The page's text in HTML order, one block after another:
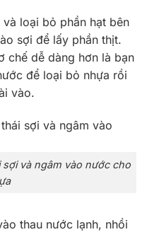
loại bỏ phần hạt bên
sợi để lấy phần thịt.
chế dễ dàng hơn là bạn
để loại bỏ nhựa rồi
vào.
và ngâm vào nước cho
thau nước lạnh, nhồi